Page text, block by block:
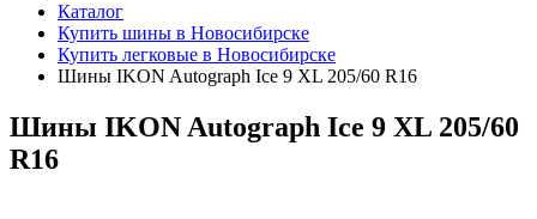
Каталог
Купить шины в Новосибирске
Купить легковые в Новосибирске
Шины IKON Autograph Ice 9 XL 205/60 R16
Шины IKON Autograph Ice 9 XL 205/60
R16